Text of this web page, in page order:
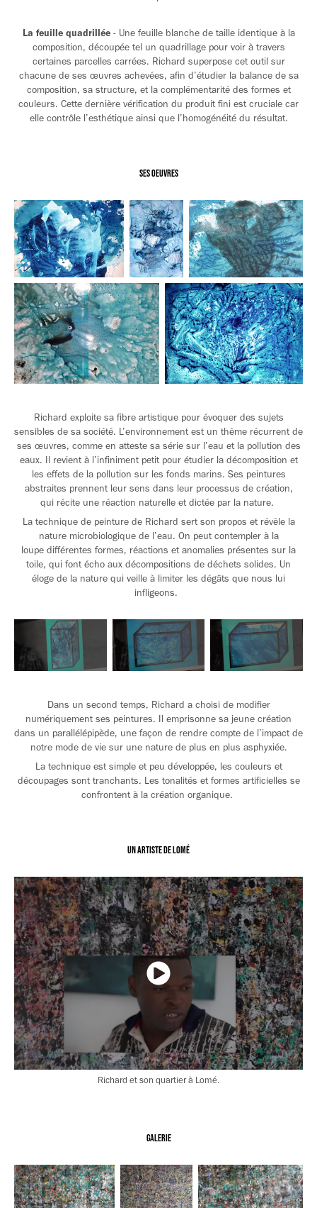
La feuille quadrillée- Une feuille blanche de taille identique à la
composition, découpée tel un quadrillage pour voir à travers
certaines parcelles carrées. Richard superpose cet outil sur
chacune de ses œuvres achevées, afin d’étudier la balance de sa
composition, sa structure, et la complémentarité des formes et
couleurs. Cette dernière vérification du produit fini est cruciale car
elle contrôle l’esthétique ainsi que l’homogénéité du résultat.
SES OEUVRES
Richard exploite sa fibre artistique pour évoquer des sujets
sensibles de sa société. L’environnement est un thème récurrent de
ses œuvres, comme en atteste sa série sur l’eau et la pollution des
eaux. Il revient à l’infiniment petit pour étudier la décomposition et
les effets de la pollution sur les fonds marins. Ses peintures
abstraites prennent leur sens dans leur processus de création,
qui récite une réaction naturelle et dictée par la nature.
La technique de peinture de Richard sert son propos et révèle la
nature microbiologique de l’eau. On peut contempler à la
loupe différentes formes, réactions et anomalies présentes sur la
toile, qui font écho aux décompositions de déchets solides. Un
éloge de la nature qui veille à limiter les dégâts que nous lui
infligeons.
Dans un second temps, Richard a choisi de modifier
numériquement ses peintures. Il emprisonne sa jeune création
dans un parallélépipède, une façon de rendre compte de l’impact de
notre mode de vie sur une nature de plus en plus asphyxiée.
La technique est simple et peu développée, les couleurs et
découpages sont tranchants. Les tonalités et formes artificielles se
confrontent à la création organique.
Un artiste de lomé
Richard et son quartier à Lomé.
Galerie